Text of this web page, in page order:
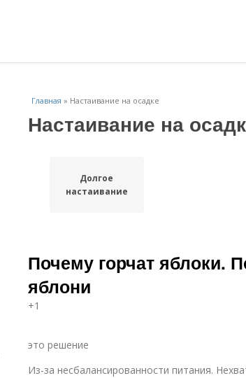
Главная » Настаивание на осадке
Настаивание на
Долгое
настаивание
Почему горчат яблоки.
яблони
+1
это решение
Из-за несбалансированности питания.